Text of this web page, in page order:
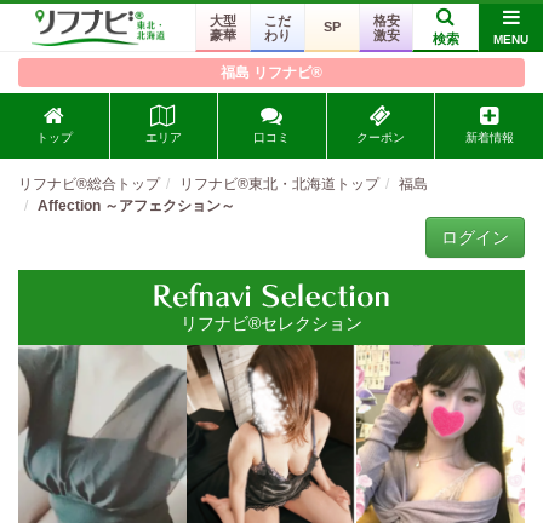
大型
豪華
こだ
わり
SP
格安
激安
検索 MENU
福島 リフナビ®
トップ エリア 口コミ クーポン 新着情報
リフナビ®総合トップ リフナビ®東北・北海道トップ
福島
Affection ～アフェクション～
ログイン
リフナビ®セレクション